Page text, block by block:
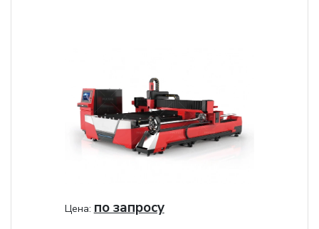
Цена: по запросу